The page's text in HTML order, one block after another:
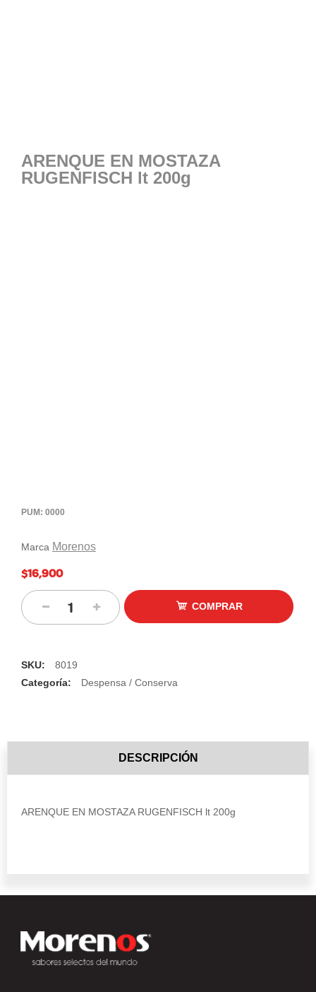
ARENQUE EN MOSTAZA
RUGENFISCH lt 200g
PUM: 0000
Marca Morenos
$16,900
COMPRAR
SKU:
8019
Categoría:
Despensa / Conserva
DESCRIPCIÓN
ARENQUE EN MOSTAZA RUGENFISCH lt 200g